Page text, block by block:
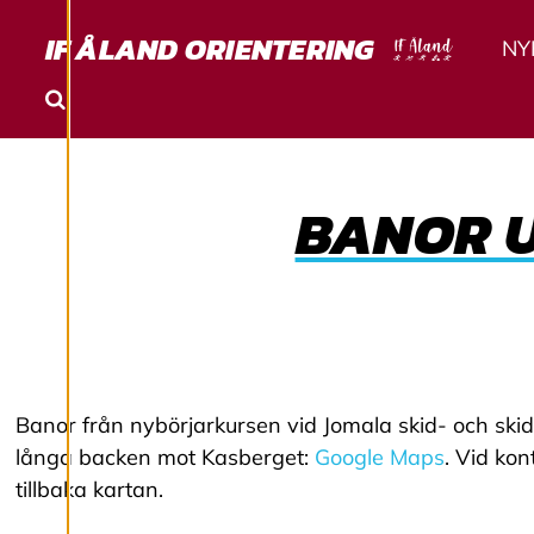
L
G
A
IF ÅLAND ORIENTERING
BANOR
Banor från nybörjarkursen vid Jomala skid- och
långa backen mot Kasberget: Google Maps. Vid
tillbaka kartan.